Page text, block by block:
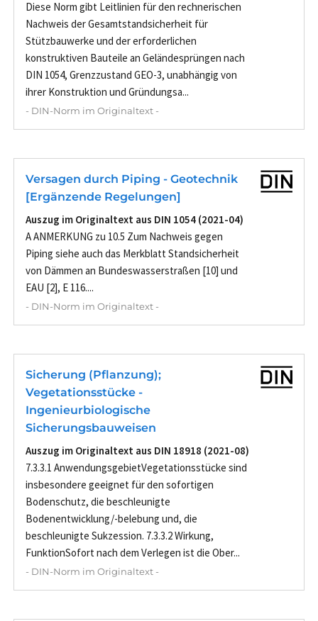
Diese Norm gibt Leitlinien für den rechnerischen
Nachweis der Gesamtstandsicherheit für
Stützbauwerke und der erforderlichen
konstruktiven Bauteile an Geländesprüngen nach
DIN 1054, Grenzzustand GEO-3, unabhängig von
ihrer Konstruktion und Gründungsa...
- DIN-Norm im Originaltext -
Versagen durch Piping - Geotechnik
[Ergänzende Regelungen]
Auszug im Originaltext aus DIN 1054 (2021-04)
A ANMERKUNG zu 10.5 Zum Nachweis gegen
Piping siehe auch das Merkblatt Standsicherheit
von Dämmen an Bundeswasserstraßen [10] und
EAU [2], E 116....
- DIN-Norm im Originaltext -
Sicherung (Pflanzung);
Vegetationsstücke -
Ingenieurbiologische
Sicherungsbauweisen
Auszug im Originaltext aus DIN 18918 (2021-08)
7.3.3.1 AnwendungsgebietVegetationsstücke sind
insbesondere geeignet für den sofortigen
Bodenschutz, die beschleunigte
Bodenentwicklung/-belebung und, die
beschleunigte Sukzession. 7.3.3.2 Wirkung,
FunktionSofort nach dem Verlegen ist die Ober...
- DIN-Norm im Originaltext -